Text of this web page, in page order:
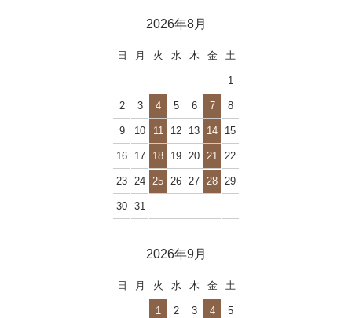
2026年8月
日 月 火 水 木 金 土
1
2 3 4 5 6 7 8
9 10 11 12 13 14 15
16 17 18 19 20 21 22
23 24 25 26 27 28 29
30 31
2026年9月
日 月 火 水 木 金 土
1 2 3 4 5